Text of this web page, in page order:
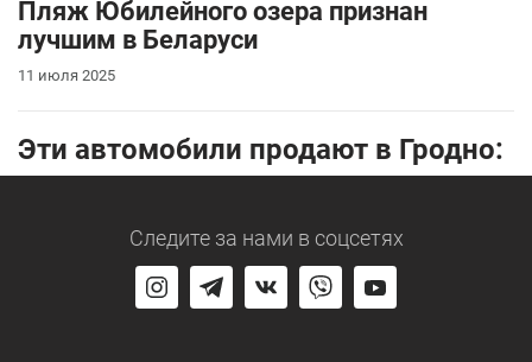
Пляж Юбилейного озера признан
лучшим в Беларуси
11 июля 2025
Эти автомобили продают в Гродно:
Следите за нами в соцсетях